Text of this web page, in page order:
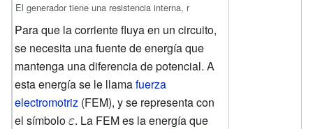
El generador tiene una resistencia interna, r
Para que la corriente fluya en un circuito,
se necesita una fuente de energía que
mantenga una diferencia de potencial. A
esta energía se le llamafuerza
electromotriz (FEM), y se representa con
el símbolo . La FEM es la energía que